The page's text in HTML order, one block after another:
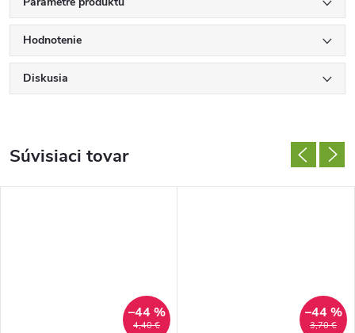
Hodnotenie
Diskusia
Súvisiaci tovar
4,40 €
–44 %
3,70 €
–44 %